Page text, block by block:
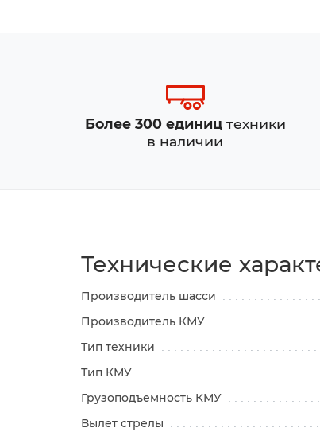
Более 300 едиництехники
в наличии
Технические
Производитель шасси
Производитель КМУ
Тип техники
Тип КМУ
Грузоподъемность КМУ
Вылет стрелы